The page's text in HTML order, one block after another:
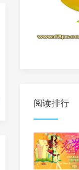
阅读排行